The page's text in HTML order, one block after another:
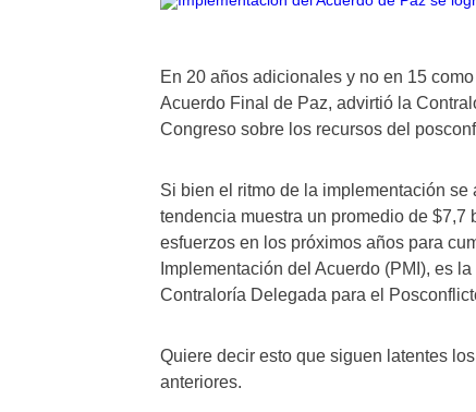
En 20 años adicionales y no en 15
Acuerdo Final de Paz, advirtió la
Congreso sobre los recursos del
Si bien el ritmo de la implementación
tendencia muestra un promedio de
esfuerzos en los próximos años para
Implementación del Acuerdo (PMI), es
Contraloría Delegada para el
Quiere decir esto que siguen latentes
anteriores.